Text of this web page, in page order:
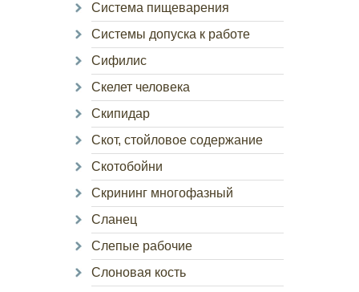
Система пищеварения
Системы допуска к работе
Сифилис
Скелет человека
Скипидар
Скот, стойловое содержание
Скотобойни
Скрининг многофазный
Сланец
Слепые рабочие
Слоновая кость